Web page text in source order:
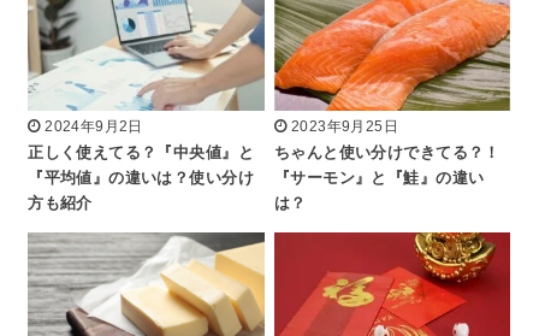
2024年9月2日
正しく使えてる？『中央値』と
『平均値』の違いは？使い分け
方も紹介
2023年9月25日
ちゃんと使い分けできてる？！
『サーモン』と『鮭』の違い
は？